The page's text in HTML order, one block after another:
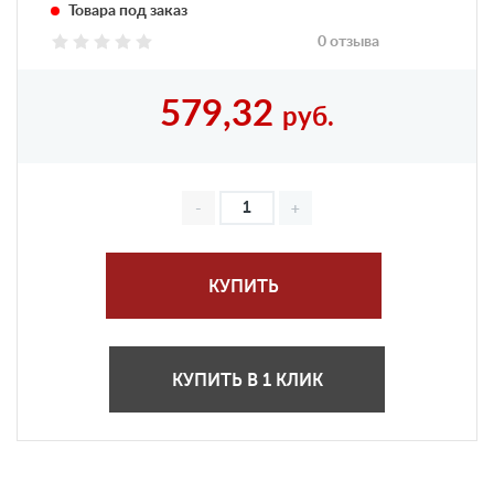
Товара под заказ
0 отзыва
579,32 руб.
КУПИТЬ
КУПИТЬ В 1 КЛИК